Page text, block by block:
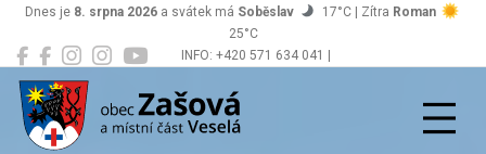
INFO: +420 571 634 041 |
Dnes je 8. srpna 2026 a svátek má Soběslav 17°C | Zítra Roman
25°C
Zašová